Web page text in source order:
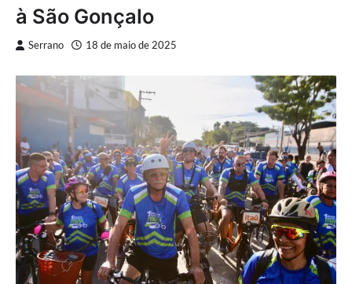
à São Gonçalo
Serrano 18 de maio de 2025